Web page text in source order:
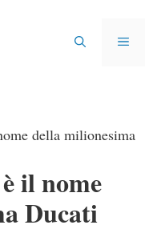
MENU
della milionesima
il nome
Ducati